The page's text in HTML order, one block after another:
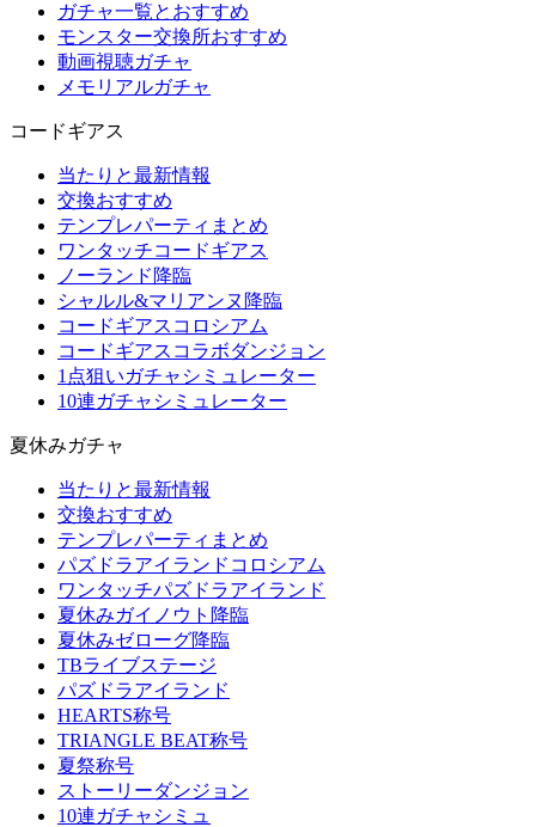
ガチャ一覧とおすすめ
モンスター交換所おすすめ
動画視聴ガチャ
メモリアルガチャ
コードギアス
当たりと最新情報
交換おすすめ
テンプレパーティまとめ
ワンタッチコードギアス
ノーランド降臨
シャルル&マリアンヌ降臨
コードギアスコロシアム
コードギアスコラボダンジョン
1点狙いガチャシミュレーター
10連ガチャシミュレーター
夏休みガチャ
当たりと最新情報
交換おすすめ
テンプレパーティまとめ
パズドラアイランドコロシアム
ワンタッチパズドラアイランド
夏休みガイノウト降臨
夏休みゼローグ降臨
TBライブステージ
パズドラアイランド
HEARTS称号
TRIANGLE BEAT称号
夏祭称号
ストーリーダンジョン
10連ガチャシミュ